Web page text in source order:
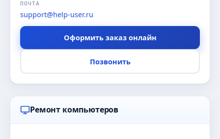
ПОЧТА
support@help-user.ru
Оформить заказ онлайн
Позвонить
Ремонт компьютеров